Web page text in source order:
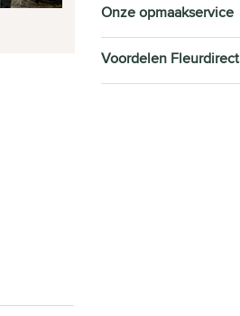
Onze opmaakservice
Voordelen Fleurdirect